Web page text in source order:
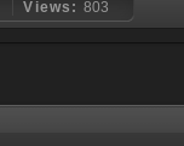
Views: 803